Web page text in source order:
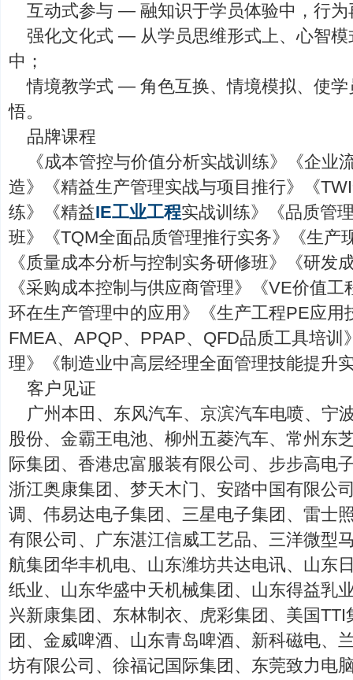
互动式参与 — 融知识于学员体验中，行
强化文化式 — 从学员思维形式上、心智
中；
情境教学式 — 角色互换、情境模拟、使
悟。
品牌课程
《成本管控与价值分析实战训练》《企业
造》《精益生产管理实战与项目推行》《
练》《精益IE工业工程实战训练》《品质管
班》《TQM全面品质管理推行实务》《生产
《质量成本分析与控制实务研修班》《研发
《采购成本控制与供应商管理》《VE价值
环在生产管理中的应用》《生产工程PE应用
FMEA、APQP、PPAP、QFD品质工具培训
理》《制造业中高层经理全面管理技能提升
客户见证
广州本田、东风汽车、京滨汽车电喷、宁
股份、金霸王电池、柳州五菱汽车、常州东
际集团、香港忠富服装有限公司、步步高电
浙江奥康集团、梦天木门、安踏中国有限公
调、伟易达电子集团、三星电子集团、雷士
有限公司、广东湛江信威工艺品、三洋微型
航集团华丰机电、山东潍坊共达电讯、山东
纸业、山东华盛中天机械集团、山东得益乳
兴新康集团、东林制衣、虎彩集团、美国
团、金威啤酒、山东青岛啤酒、新科磁电、
坊有限公司、徐福记国际集团、东莞致力电